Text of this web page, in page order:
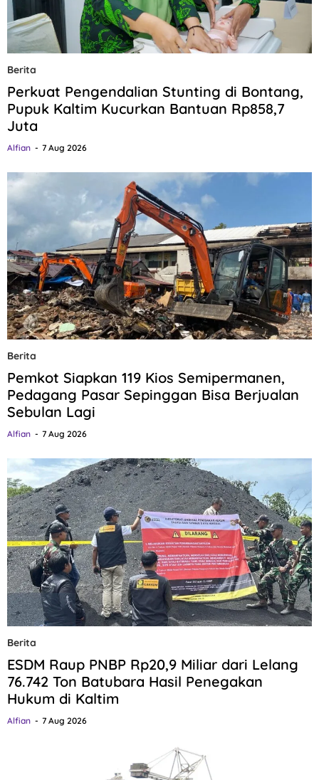
Berita
Perkuat Pengendalian Stunting di Bontang,
Pupuk Kaltim Kucurkan Bantuan Rp858,7
Juta
Alfian 7 Aug 2026
Berita
Pemkot Siapkan 119 Kios Semipermanen,
Pedagang Pasar Sepinggan Bisa Berjualan
Sebulan Lagi
Alfian 7 Aug 2026
Berita
ESDM Raup PNBP Rp20,9 Miliar dari Lelang
76.742 Ton Batubara Hasil Penegakan
Hukum di Kaltim
Alfian 7 Aug 2026